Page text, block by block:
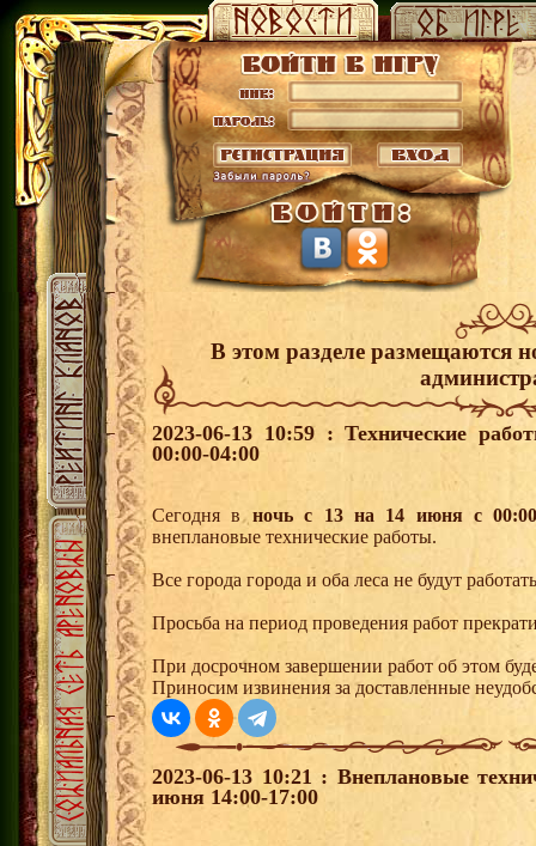
В этом разделе размещаются
2023-06-13 10:59 : Технические
00:00-04:00
Сегодня в ночь с 13 на 14 июня с
внеплановые технические работы.
Все города города и оба леса не будут
Просьба на период проведения работ
При досрочном завершении работ об этом
Приносим извинения за доставленные
2023-06-13 10:21 : Внеплановые
июня 14:00-17:00